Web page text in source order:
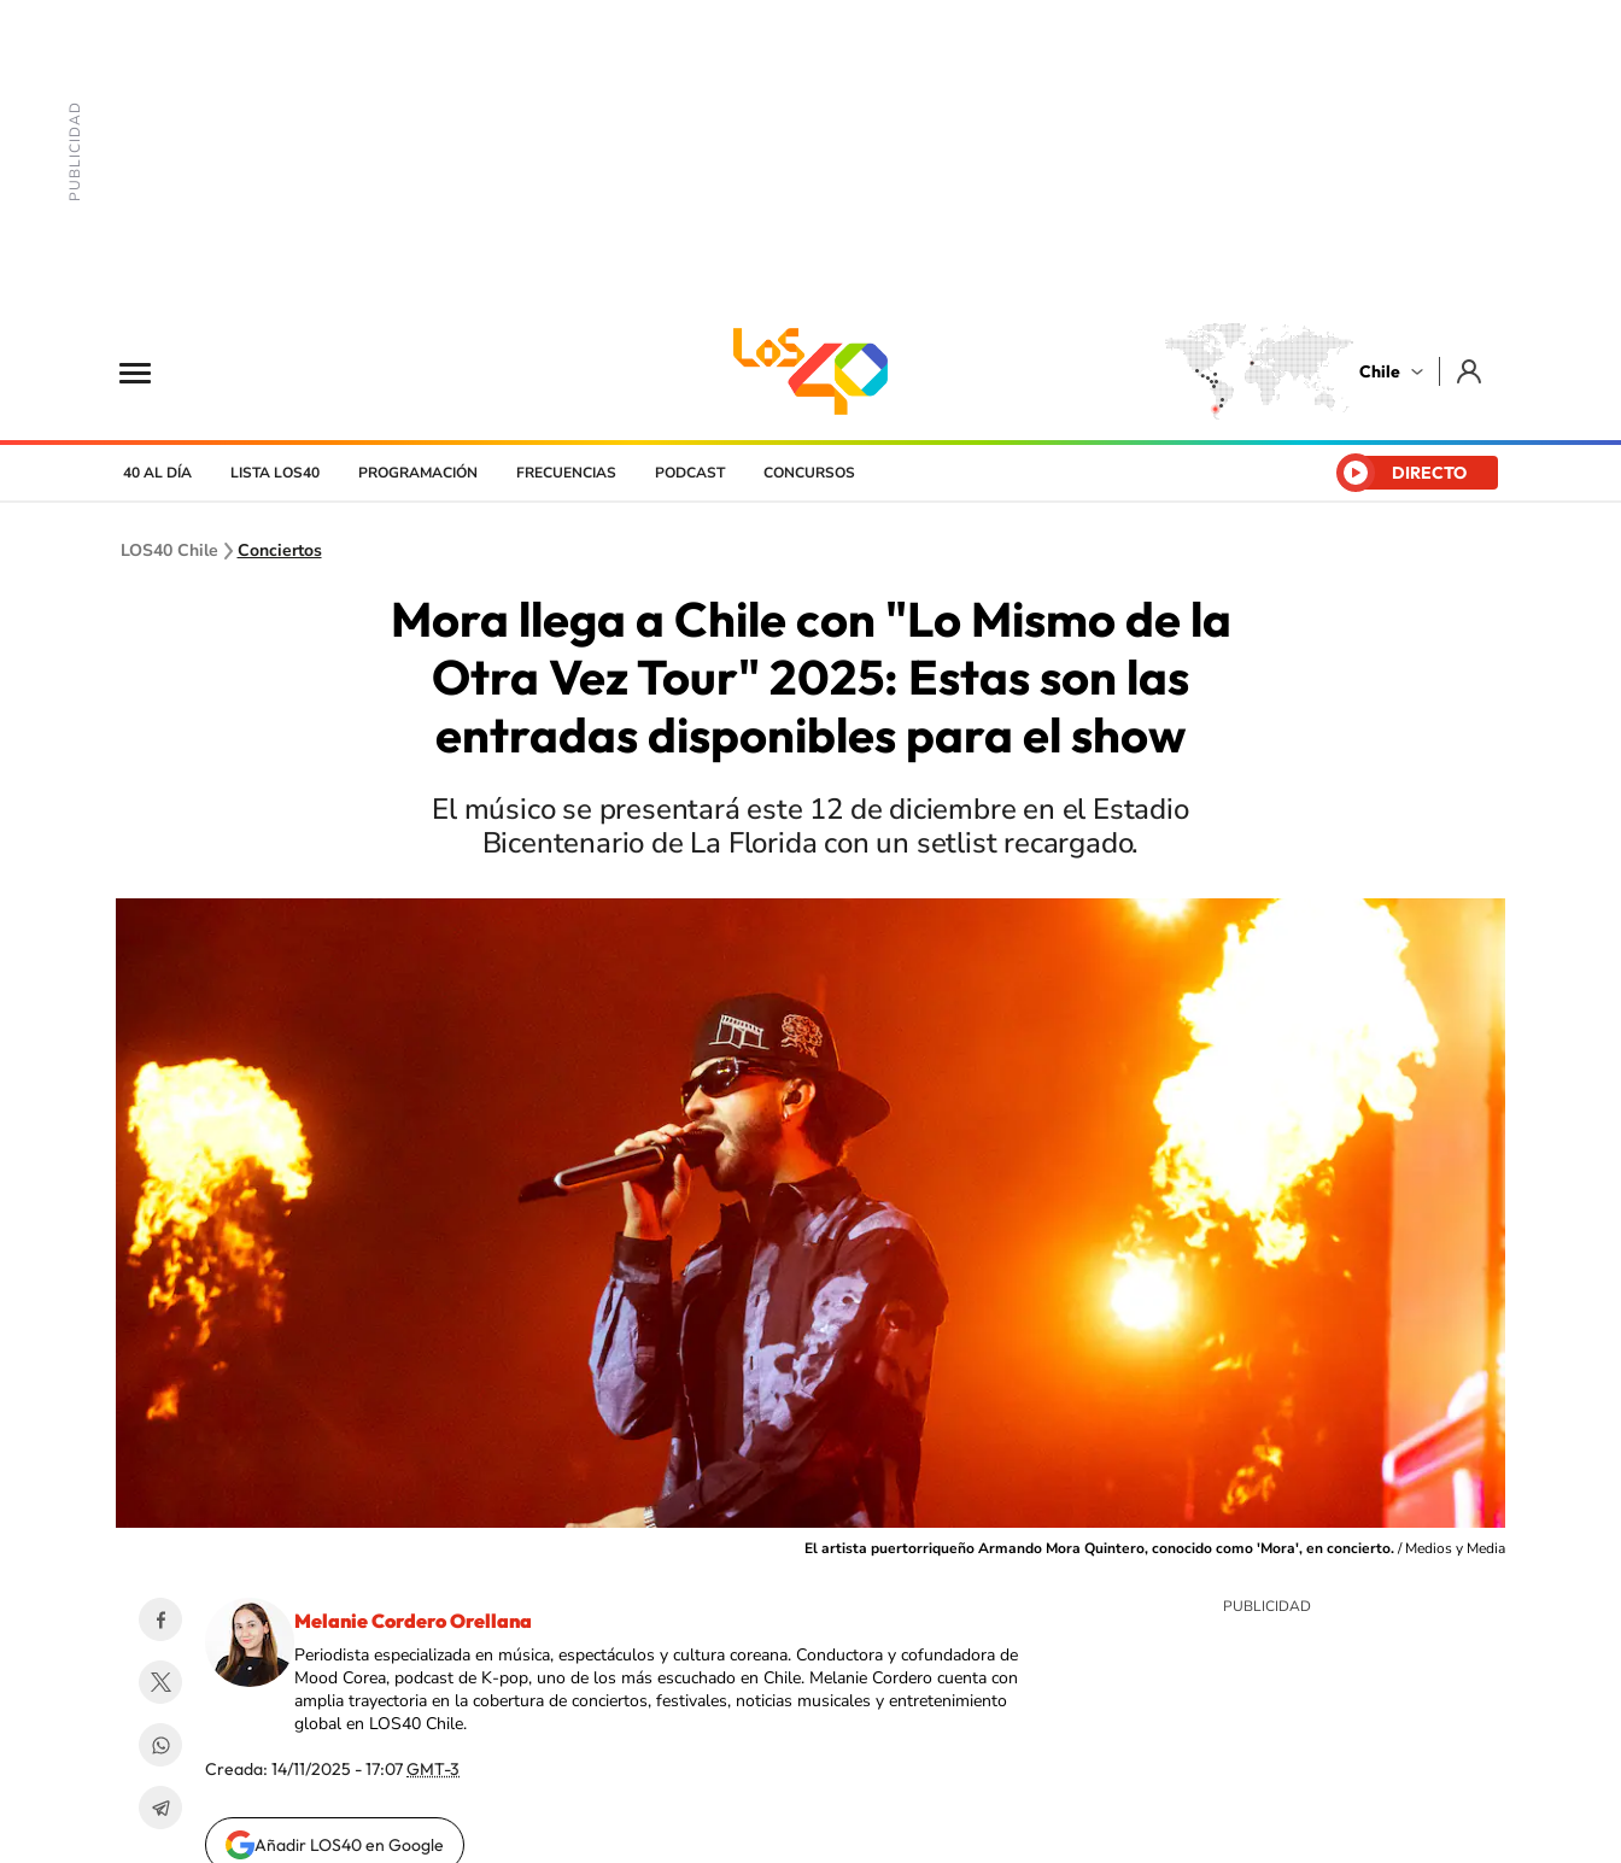
Chile
40 AL DÍA LISTA LOS40 PROGRAMACIÓN FRECUENCIAS PODCAST CONCURSOS DIRECTO
LOS40 Chile Conciertos
Mora llega a Chile con "Lo Mismo de la
Otra Vez Tour" 2025: Estas son las
entradas disponibles para el show
El músico se presentará este 12 de diciembre en el Estadio
Bicentenario de La Florida con un setlist recargado.
El artista puertorriqueño Armando Mora Quintero, conocido como 'Mora', en concierto./Medios y Media
Melanie Cordero Orellana
Periodista especializada en música, espectáculos y cultura coreana. Conductora y cofundadora de
Mood Corea, podcast de K-pop, uno de los más escuchado en Chile. Melanie Cordero cuenta con
amplia trayectoria en la cobertura de conciertos, festivales, noticias musicales y entretenimiento
global en LOS40 Chile.
Creada: 14/11/2025 - 17:07GMT-3
Añadir LOS40 en Google